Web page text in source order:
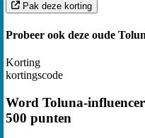
Pak deze korting
Probeer ook deze oude
Korting
kortingscode
Word Toluna-
500 punten